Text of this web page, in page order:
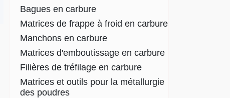
Bagues en carbure
Matrices de frappe à froid en carbure
Manchons en carbure
Matrices d'emboutissage en carbure
Filières de tréfilage en carbure
Matrices et outils pour la métallurgie
des poudres